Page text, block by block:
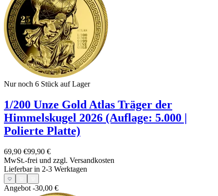
Nur noch 6 Stück auf Lager
1/200 Unze Gold Atlas Träger der
Himmelskugel 2026 (Auflage: 5.000 |
Polierte Platte)
69,90 €99,90 €
MwSt.-frei und zzgl. Versandkosten
Lieferbar in 2-3 Werktagen
Angebot -30,00 €